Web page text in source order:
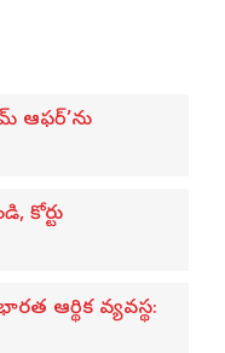
ఆఫర్’ను
ఆర్థిక వ్యవస్థ: